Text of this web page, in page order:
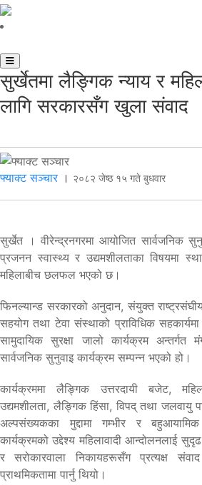
सुर्खेतमा लैङ्गिक न्याय र
लागि सरकारसँग खुला संवाद
फ्याक्ट सञ्चार । २०८२ जेष्ठ १५ गते बुधवार
सुर्खेत । वीरेन्द्रनगरमा आयोजित सार्वजनिक
प्रजनन स्वास्थ्य र उद्यमशीलताका विषयमा
महिलाबीच छलफल भएको छ।
फिनल्यान्ड सरकारको अनुदान, संयुक्त
सहयोग तथा टेवा संस्थाको प्राविधिक
सामुदायिक सुरक्षा जालो कार्यक्रम अन्तर्गत
सार्वजनिक सुनुवाइ कार्यक्रम सम्पन्न भएको हो।
कार्यक्रममा लैङ्गिक उत्तरदायी बजेट,
उद्यमशीलता, लैङ्गिक हिंसा, विपद् तथा जलवायु
अल्पसंख्यकका मुद्दामा गम्भीर र
कार्यक्रमको उद्देश्य महिलावादी आन्दोलनलाई
र सरोकारवाला निकायहरूसँग प्रत्यक्ष संवाद
प्राथमिकतामा पार्नु थियो।